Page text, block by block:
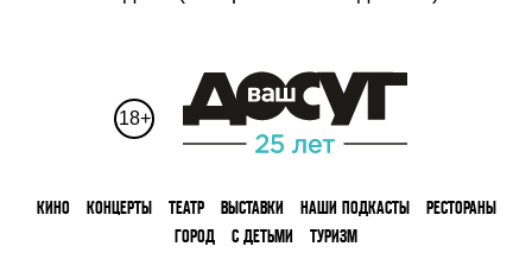
18+
КИНО КОНЦЕРТЫ ТЕАТР ВЫСТАВКИ НАШИ ПОДКАСТЫ
РЕСТОРАНЫ
ГОРОД
С ДЕТЬМИ ТУРИЗМ